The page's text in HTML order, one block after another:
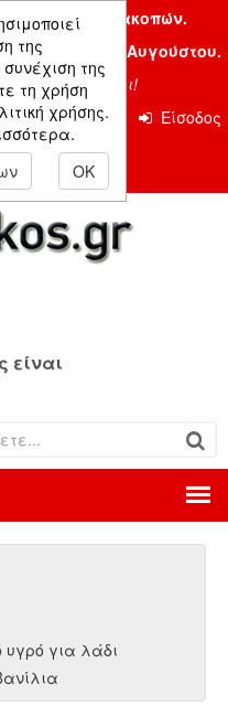
της
της
τη χρήση
χρήσης.
OK
λόγω διακοπών.
Δευτέρα 24 Αυγούστου.
καλοκαίρι!
Επικοινωνία
Είσοδος
είναι
υγρό για λάδι